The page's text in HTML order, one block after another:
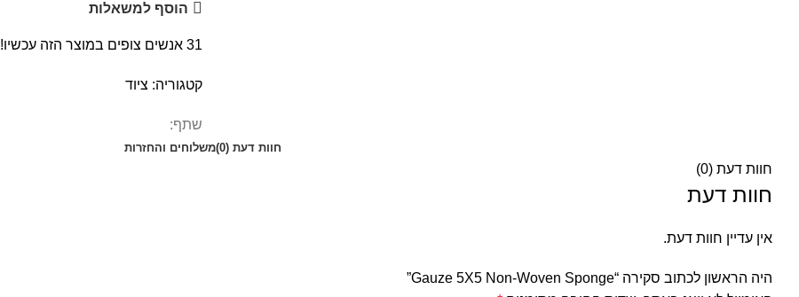
הוסף למשאלות
31 אנשים צופים במוצר הזה עכשיו!
קטגוריה: ציוד
שתף:
חוות דעת (0) משלוחים והחזרות
חוות דעת (0)
חוות דעת
אין עדיין חוות דעת.
היה הראשון לכתוב סקירה “Gauze 5X5 Non-Woven Sponge”